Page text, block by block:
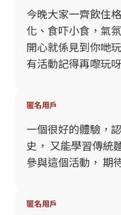
今晚大家一齊飲住
化、食吓小食，氣
開心就係見到你哋
有活動記得再嚟玩
匿名用戶
一個很好的體驗，
史， 又能學習傳統
參與這個活動， 期
匿名用戶